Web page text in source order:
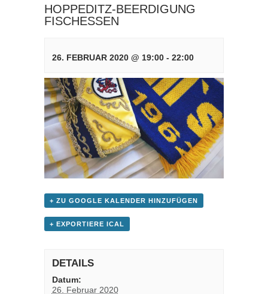
HOPPEDITZ-BEERDIGUNG
FISCHESSEN
26. FEBRUAR 2020 @ 19:00 - 22:00
+ ZU GOOGLE KALENDER HINZUFÜGEN
+ EXPORTIERE ICAL
DETAILS
Datum:
26. Februar 2020